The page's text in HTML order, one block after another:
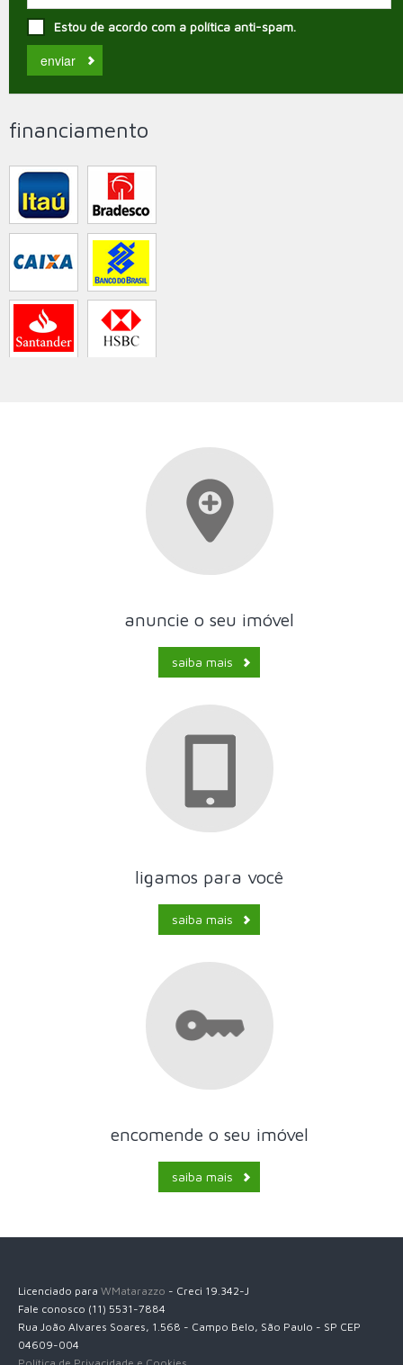
Estou de acordo com a política anti-spam.
financiamento
anuncie o seu imóvel
saiba mais
ligamos para você
saiba mais
encomende o seu imóvel
saiba mais
Licenciado para WMatarazzo - Creci 19.342-J
Fale conosco (11) 5531-7884
Rua João Alvares Soares, 1.568 - Campo Belo, São Paulo - SP CEP
04609-004